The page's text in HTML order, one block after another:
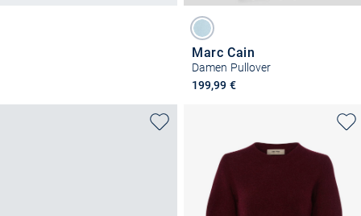
Marc Cain
Damen Pullover
199,99 €